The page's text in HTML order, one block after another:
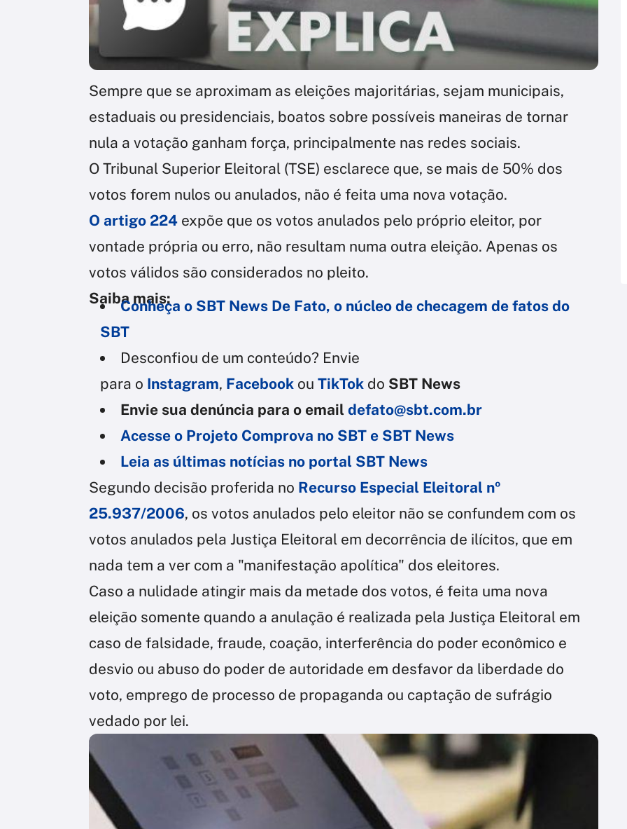
Sempre que se aproximam as eleições majoritárias, sejam municipais,
estaduais ou presidenciais, boatos sobre possíveis maneiras de tornar
nula a votação ganham força, principalmente nas redes sociais.
O Tribunal Superior Eleitoral (TSE) esclarece que, se mais de 50% dos
votos forem nulos ou anulados, não é feita uma nova votação.
O artigo 224 expõe que os votos anulados pelo próprio eleitor, por
vontade própria ou erro, não resultam numa outra eleição. Apenas os
votos válidos são considerados no pleito.
Saiba mais:
Conheça o SBT News De Fato, o núcleo de checagem de fatos do
SBT
Desconfiou de um conteúdo? Envie
para o Instagram, Facebook ou TikTok do SBT News
Envie sua denúncia para o email defato@sbt.com.br
Acesse o Projeto Comprova no SBT e SBT News
Leia as últimas notícias no portal SBT News
Segundo decisão proferida no Recurso Especial Eleitoral nº
25.937/2006, os votos anulados pelo eleitor não se confundem com os
votos anulados pela Justiça Eleitoral em decorrência de ilícitos, que em
nada tem a ver com a "manifestação apolítica" dos eleitores.
Caso a nulidade atingir mais da metade dos votos, é feita uma nova
eleição somente quando a anulação é realizada pela Justiça Eleitoral em
caso de falsidade, fraude, coação, interferência do poder econômico e
desvio ou abuso do poder de autoridade em desfavor da liberdade do
voto, emprego de processo de propaganda ou captação de sufrágio
vedado por lei.